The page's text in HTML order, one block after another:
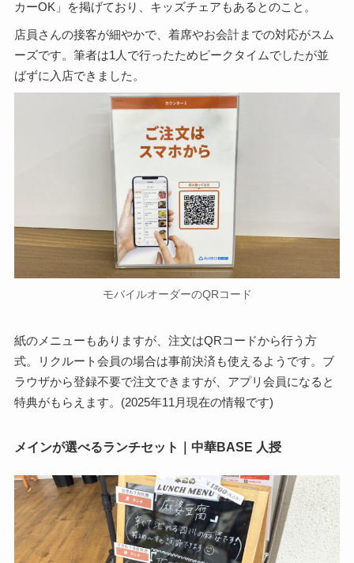
カーOK」を掲げており、キッズチェアもあるとのこと。
店員さんの接客が細やかで、着席やお会計までの対応がスム
ーズです。筆者は1人で行ったためピークタイムでしたが並
ばずに入店できました。
モバイルオーダーのQRコード
紙のメニューもありますが、注文はQRコードから行う方
式。リクルート会員の場合は事前決済も使えるようです。ブ
ラウザから登録不要で注文できますが、アプリ会員になると
特典がもらえます。(2025年11月現在の情報です)
メインが選べるランチセット｜中華BASE 人授